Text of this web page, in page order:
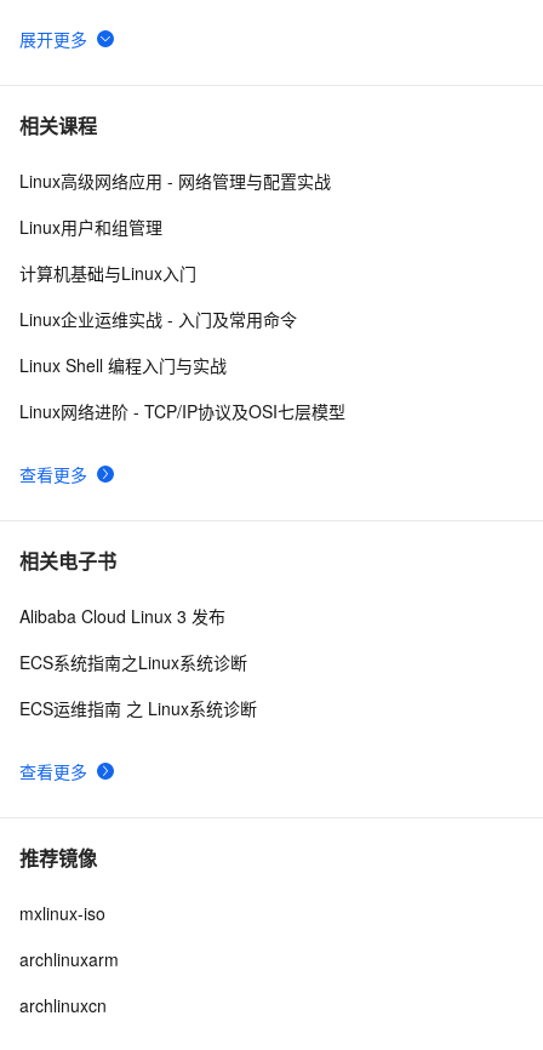
6
CentOS-7.2部署DNS域名解析服务器并进行相关配置测
7 报道称黑客利用微软IIS安全漏洞 入侵大学服务器
8 阿里云2核4G配置服务器可选实例及收费价格参考
10 Android Socket与服务器通信通用Demo
相关课程
查看更多
Linux高级网络应用 - 网络管理与配置实战
Linux用户和组管理
计算机基础与Linux入门
Linux企业运维实战 - 入门及常用命令
Linux Shell 编程入门与实战
Linux网络进阶 - TCP/IP协议及OSI七层模型
相关电子书
查看更多
Alibaba Cloud Linux 3 发布
ECS系统指南之Linux系统诊断
ECS运维指南 之 Linux系统诊断
推荐镜像
mxlinux-iso
archlinuxarm
archlinuxcn